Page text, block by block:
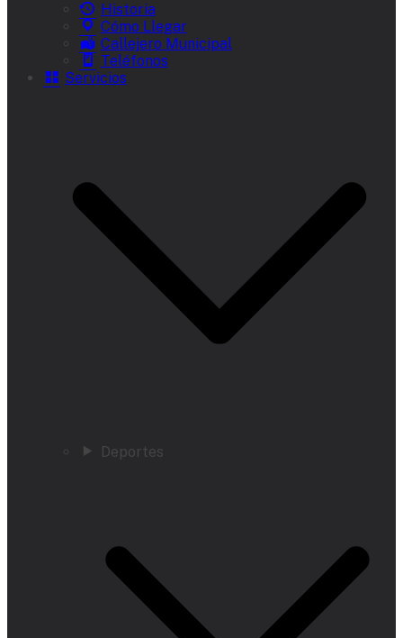
Historia
Cómo Llegar
Callejero Municipal
Teléfonos
Servicios
Deportes